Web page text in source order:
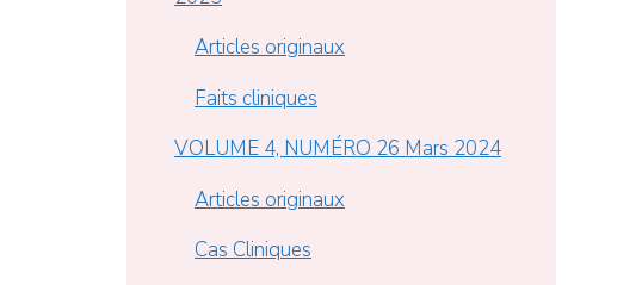
Articles originaux
Faits cliniques
VOLUME 4, NUMÉRO 26 Mars 2024
Articles originaux
Cas Cliniques